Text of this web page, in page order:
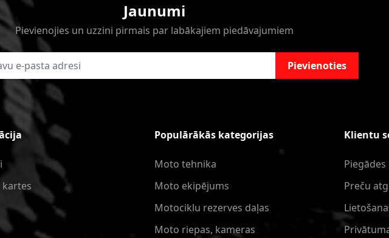
Jaunumi
Pievienojies un uzzini pirmais par labākajiem piedāvajumiem
Pievienoties
kartes
Populārākās kategorijas
Moto tehnika
Moto ekipējums
Motociklu rezerves daļas
Moto riepas, kameras
Klientu
Preču